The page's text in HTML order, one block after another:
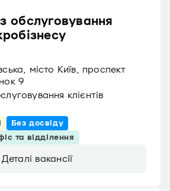
обслуговування
місто Київ, проспект
9
клієнтів
Без досвіду
та відділення
Деталі вакансії